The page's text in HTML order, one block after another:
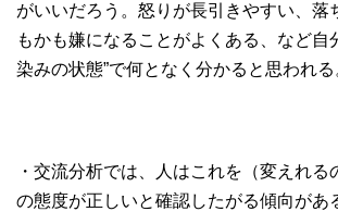
がいいだろう。怒りが長引きやすい、落
もかも嫌になることがよくある、など自
染みの状態”で何となく分かると思われる
・交流分析では、人はこれを（変えれる
の態度が正しいと確認したがる傾向があ